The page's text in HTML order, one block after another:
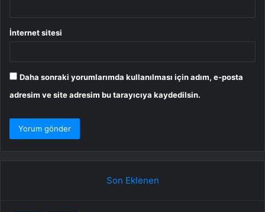
İnternet sitesi
Daha sonraki yorumlarımda kullanılması için adım, e-posta
adresim ve site adresim bu tarayıcıya kaydedilsin.
Son Eklenen